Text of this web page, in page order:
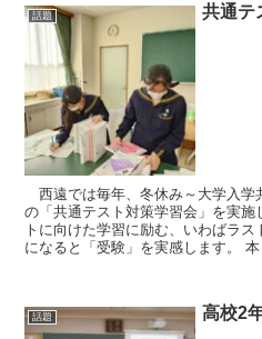
話題 共通テ
西遠では毎年、冬休み～大学入学
の「共通テスト対策学習会」を実
トに向けた学習に励む、いわばラ
になると「受験」を実感します。
話題 高校2